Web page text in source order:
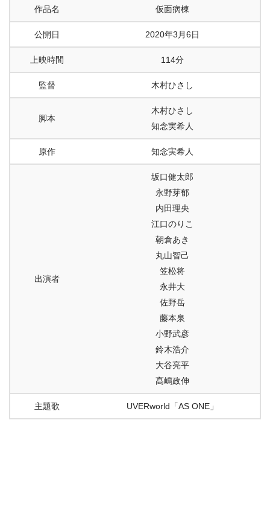
作品名 仮面病棟
公開日 2020年3月6日
上映時間 114分
監督 木村ひさし
脚本
木村ひさし
知念実希人
原作 知念実希人
出演者
坂口健太郎
永野芽郁
内田理央
江口のりこ
朝倉あき
丸山智己
笠松将
永井大
佐野岳
藤本泉
小野武彦
鈴木浩介
大谷亮平
髙嶋政伸
主題歌 UVERworld「AS ONE」